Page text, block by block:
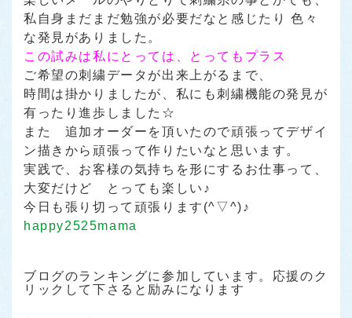
私自身まだまだ勉強が必要だなと感じたり 色々
な発見がありました。
この試みは私にとっては、とってもプラス
ご希望の刺繍データが出来上がるまで、
時間は掛かりましたが、私にも刺繍機能の発見が
有ったり進歩しました☆
また 追加オーダーを頂いたので頑張ってデザイ
ン描きから頑張って作りたいなと思います。
実践で、お客様の気持ちを形にするお仕事って、
大変だけど とっても楽しい♪
今日も張り切って頑張ります(^▽^)♪
happy2525mama
ブログのランキングに参加しています。応援のク
リックして下さると励みになります